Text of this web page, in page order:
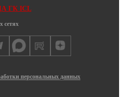
ГК ICL
сетях
персональных данных